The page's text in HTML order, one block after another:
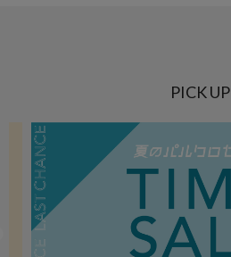
PICK UP